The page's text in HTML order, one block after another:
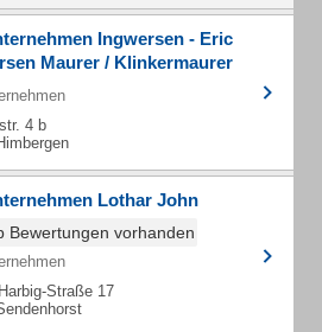
Ingwersen - Eric
Maurer / Klinkermaurer
4 b
Lothar John
Bewertungen vorhanden
Straße 17